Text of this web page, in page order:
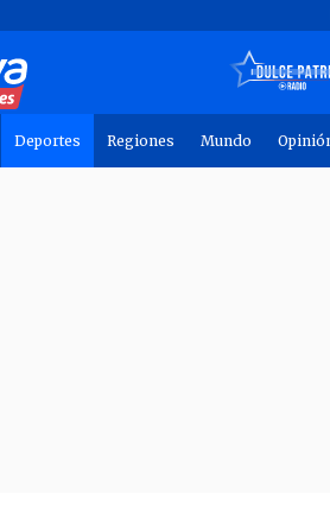
Deportes Regiones Mundo